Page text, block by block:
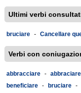
Ultimi verbi
bruciare - Cancellare
Verbi con
abbracciare - abbraciare
beneficiare - bruciare -